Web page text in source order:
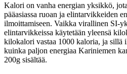
Kalori on vanha energian yksikkö,
pääasiassa ruoan ja elintarvikkeiden
ilmoittamiseen. Vaikka virallinen SI-
elintarvikkeissa käytetään yleensä
kilokalori vastaa 1000 kaloria, ja sillä
kuinka paljon energiaa Kariniemen
200g sisältää.